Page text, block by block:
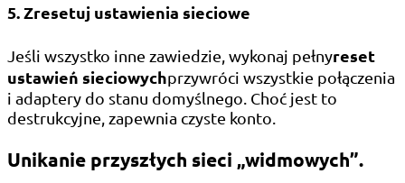
5. Zresetuj ustawienia sieciowe
Jeśli wszystko inne zawiedzie, wykonaj pełnyreset
ustawień sieciowychprzywróci wszystkie połączenia
i adaptery do stanu domyślnego. Choć jest to
destrukcyjne, zapewnia czyste konto.
Unikanie przyszłych sieci „widmowych”.